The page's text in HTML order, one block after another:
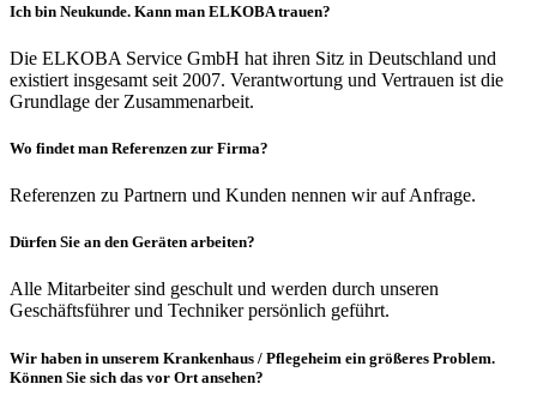
Ich bin Neukunde. Kann man ELKOBA trauen?
Die ELKOBA Service GmbH hat ihren Sitz in Deutschland und
existiert insgesamt seit 2007. Verantwortung und Vertrauen ist die
Grundlage der Zusammenarbeit.
Wo findet man Referenzen zur Firma?
Referenzen zu Partnern und Kunden nennen wir auf Anfrage.
Dürfen Sie an den Geräten arbeiten?
Alle Mitarbeiter sind geschult und werden durch unseren
Geschäftsführer und Techniker persönlich geführt.
Wir haben in unserem Krankenhaus / Pflegeheim ein größeres Problem.
Können Sie sich das vor Ort ansehen?